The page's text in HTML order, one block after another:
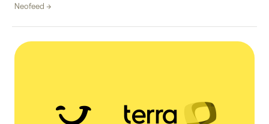
Neofeed →